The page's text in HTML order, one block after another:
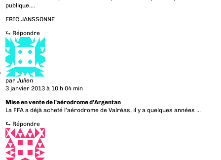
publique….
ERIC JANSSONNE
⮑ Répondre
parJulien
3 janvier 2013 à 10 h 04 min
Mise en vente de l’aérodrome d’Argentan
La FFA a déjà acheté l’aérodrome de Valréas, il y a quelques années …
⮑ Répondre